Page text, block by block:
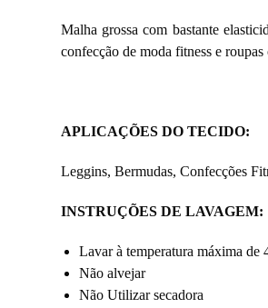
Malha grossa com bastante
confecção de moda fitness e
APLICAÇÕES DO TECIDO:
Leggins, Bermudas, Confecções
INSTRUÇÕES DE LAVAGEM:
Lavar à temperatura máxima de
Não alvejar
Não Utilizar secadora